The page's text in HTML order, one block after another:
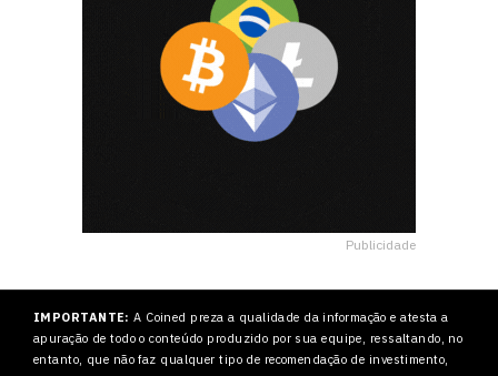
Publicidade
IMPORTANTE: A Coined preza a qualidade da informação e atesta a
apuração de todo o conteúdo produzido por sua equipe, ressaltando, no
entanto, que não faz qualquer tipo de recomendação de investimento,